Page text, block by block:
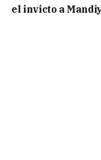
el invicto a